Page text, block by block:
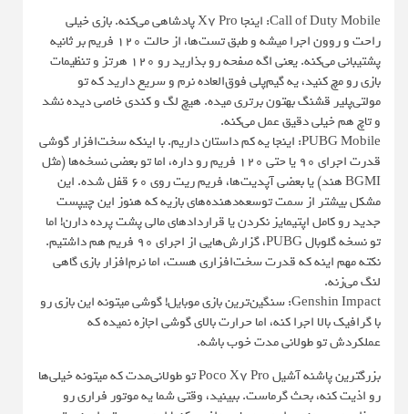
Call of Duty Mobile: اینجا X7 Pro پادشاهی می‌کنه. بازی خیلی
راحت و روون اجرا میشه و طبق تست‌ها، از حالت ۱۲۰ فریم بر ثانیه
پشتیبانی می‌کنه. یعنی اگه صفحه رو بذارید رو ۱۲۰ هرتز و تنظیمات
بازی رو مچ کنید، یه گیم‌پلی فوق‌العاده نرم و سریع دارید که تو
مولتی‌پلیر قشنگ بهتون برتری میده. هیچ لگ و کندی خاصی دیده نشد
و تاچ هم خیلی دقیق عمل می‌کنه.
PUBG Mobile: اینجا یه کم داستان داریم. با اینکه سخت‌افزار گوشی
قدرت اجرای ۹۰ یا حتی ۱۲۰ فریم رو داره، اما تو بعضی نسخه‌ها (مثل
BGMI هند) یا بعضی آپدیت‌ها، فریم ریت روی ۶۰ قفل شده. این
مشکل بیشتر از سمت توسعه‌دهنده‌های بازیه که هنوز این چیپست
جدید رو کامل اپتیمایز نکردن یا قراردادهای مالی پشت پرده دارن! اما
تو نسخه گلوبال PUBG، گزارش‌هایی از اجرای ۹۰ فریم هم داشتیم.
نکته مهم اینه که قدرت سخت‌افزاری هست، اما نرم‌افزار بازی گاهی
لنگ می‌زنه.
Genshin Impact: سنگین‌ترین بازی موبایل! گوشی میتونه این بازی رو
با گرافیک بالا اجرا کنه، اما حرارت بالای گوشی اجازه نمیده که
عملکردش تو طولانی مدت خوب باشه.
بزرگترین پاشنه آشیل Poco X7 Pro تو طولانی‌مدت که میتونه خیلی‌ها
رو اذیت کنه، بحث گرماست. ببینید، وقتی شما یه موتور فراری رو